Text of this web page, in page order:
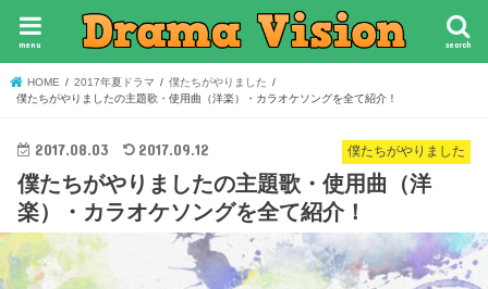
search
menu
HOME 2017年夏ドラマ
僕たちがやりました
僕たちがやりましたの主題歌・使用曲（洋楽）・カラオケソングを全て紹介！
僕たちがやりました
2017.08.03 2017.09.12
僕たちがやりましたの主題歌・使用曲（洋
楽）・カラオケソングを全て紹介！